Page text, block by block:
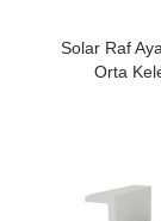
Solar Raf
Orta